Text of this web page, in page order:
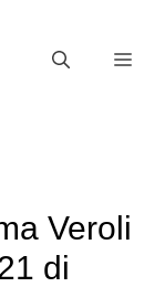
Veroli
di